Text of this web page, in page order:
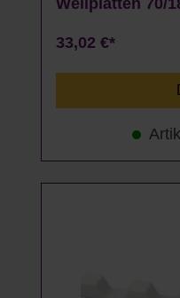
Wellplatten 70/
33,02 €*